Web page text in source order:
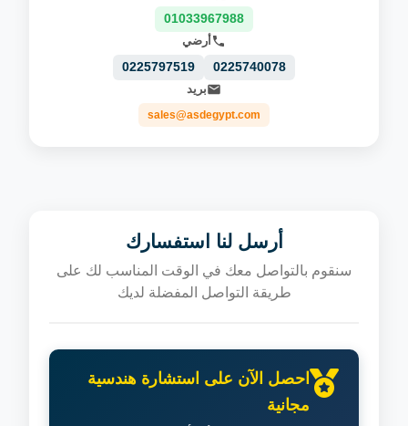
01033967988
أرضي
0225740078
0225797519
بريد
sales@asdegypt.com
أرسل لنا استفسارك
سنقوم بالتواصل معك في الوقت المناسب لك على
طريقة التواصل المفضلة لديك
احصل الآن على استشارة هندسية
مجانية